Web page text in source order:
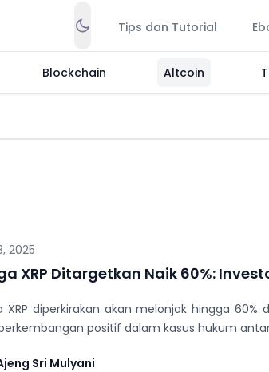
Tips dan Tutorial
Blockchain Altcoin
2025
XRP Ditargetkan Naik 60%:
XRP diperkirakan akan melonjak hingga
positif dalam kasus hukum
Sri Mulyani